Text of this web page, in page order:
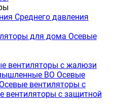
Среднего давления
для дома Осевые
вентиляторы с жалюзи
ВО Осевые
Осевые вентиляторы с
вентиляторы с защитной